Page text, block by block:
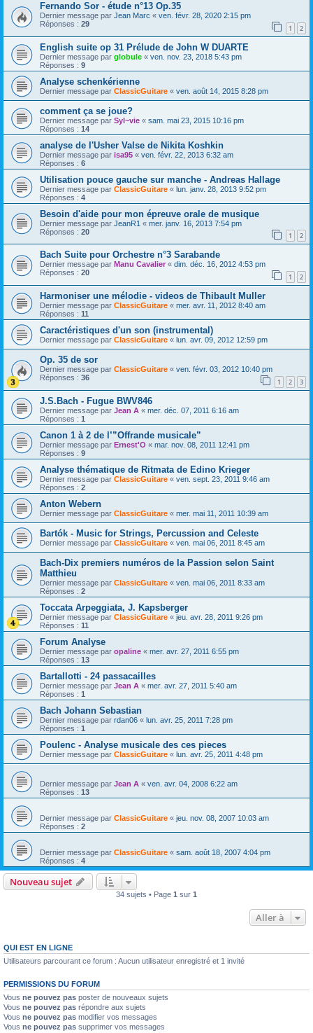
Fernando Sor - étude n°13 Op.35
Dernier message par Jean Marc « ven. févr. 28, 2020 2:15 pm
Réponses : 29 1 2
English suite op 31 Prélude de John W DUARTE
Dernier message par globule « ven. nov. 23, 2018 5:43 pm
Réponses : 9
Analyse schenkérienne
Dernier message par ClassicGuitare « ven. août 14, 2015 8:28 pm
comment ça se joue?
Dernier message par Syl~vie « sam. mai 23, 2015 10:16 pm
Réponses : 14
analyse de l'Usher Valse de Nikita Koshkin
Dernier message par isa95 « ven. févr. 22, 2013 6:32 am
Réponses : 6
Utilisation pouce gauche sur manche - Andreas Hallage
Dernier message par ClassicGuitare « lun. janv. 28, 2013 9:52 pm
Réponses : 4
Besoin d'aide pour mon épreuve orale de musique
Dernier message par JeanR1 « mer. janv. 16, 2013 7:54 pm
Réponses : 20 1 2
Bach Suite pour Orchestre n°3 Sarabande
Dernier message par Manu Cavalier « dim. déc. 16, 2012 4:53 pm
Réponses : 20 1 2
Harmoniser une mélodie - videos de Thibault Muller
Dernier message par ClassicGuitare « mer. avr. 11, 2012 8:40 am
Réponses : 11
Caractéristiques d'un son (instrumental)
Dernier message par ClassicGuitare « lun. avr. 09, 2012 12:59 pm
Op. 35 de sor
Dernier message par ClassicGuitare « ven. févr. 03, 2012 10:40 pm
Réponses : 36 1 2 3
J.S.Bach - Fugue BWV846
Dernier message par Jean A « mer. déc. 07, 2011 6:16 am
Réponses : 1
Canon 1 à 2 de l’”Offrande musicale”
Dernier message par Ernest'O « mar. nov. 08, 2011 12:41 pm
Réponses : 9
Analyse thématique de Ritmata de Edino Krieger
Dernier message par ClassicGuitare « ven. sept. 23, 2011 9:46 am
Réponses : 2
Anton Webern
Dernier message par ClassicGuitare « mer. mai 11, 2011 10:39 am
Bartók - Music for Strings, Percussion and Celeste
Dernier message par ClassicGuitare « ven. mai 06, 2011 8:45 am
Bach-Dix premiers numéros de la Passion selon Saint
Matthieu
Dernier message par ClassicGuitare « ven. mai 06, 2011 8:33 am
Réponses : 2
Toccata Arpeggiata, J. Kapsberger
Dernier message par ClassicGuitare « jeu. avr. 28, 2011 9:26 pm
Réponses : 11
Forum Analyse
Dernier message par opaline « mer. avr. 27, 2011 6:55 pm
Réponses : 13
Bartallotti - 24 passacailles
Dernier message par Jean A « mer. avr. 27, 2011 5:40 am
Réponses : 1
Bach Johann Sebastian
Dernier message par rdan06 « lun. avr. 25, 2011 7:28 pm
Réponses : 1
Poulenc - Analyse musicale des ces pieces
Dernier message par ClassicGuitare « lun. avr. 25, 2011 4:48 pm
Dernier message par Jean A « ven. avr. 04, 2008 6:22 am
Réponses : 13
Dernier message par ClassicGuitare « jeu. nov. 08, 2007 10:03 am
Réponses : 2
Dernier message par ClassicGuitare « sam. août 18, 2007 4:04 pm
Réponses : 4
Nouveau sujet
34 sujets • Page 1 sur 1
Aller à
QUI EST EN LIGNE
Utilisateurs parcourant ce forum : Aucun utilisateur enregistré et 1 invité
PERMISSIONS DU FORUM
Vous ne pouvez pas poster de nouveaux sujets
Vous ne pouvez pas répondre aux sujets
Vous ne pouvez pas modifier vos messages
Vous ne pouvez pas supprimer vos messages